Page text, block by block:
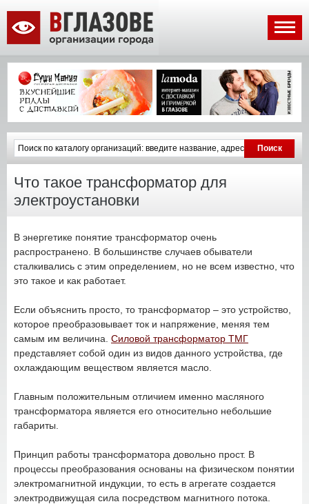
Что такое трансформатор для
электроустановки
В энергетике понятие трансформатор очень
распространено. В большинстве случаев обыватели
сталкивались с этим определением, но не всем известно, что
это такое и как работает.
Если объяснить просто, то трансформатор – это устройство,
которое преобразовывает ток и напряжение, меняя тем
самым им величина. Силовой трансформатор ТМГ
представляет собой один из видов данного устройства, где
охлаждающим веществом является масло.
Главным положительным отличием именно масляного
трансформатора является его относительно небольшие
габариты.
Принцип работы трансформатора довольно прост. В
процессы преобразования основаны на физическом понятии
электромагнитной индукции, то есть в агрегате создается
электродвижущая сила посредством магнитного потока.